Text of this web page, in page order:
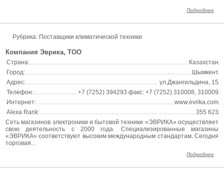
Подробнее
Рубрика: Поставщики климатической техники
Компания Эврика, ТОО
Страна:
Казахстан
Город:
Шымкент
Адрес:
ул.Джангильдина, 15
Телефон:
+7 (7252) 394293 факс: +7 (7252) 310008, 310009
Интернет:
www.evrika.com
Alexa Rank:
355 623
Сеть магазинов электроники и бытовой техники «ЭВРИКА» осуществляет
свою деятельность с 2000 года. Специализированные магазины
«ЭВРИКА» соответствуют высоким международным стандартам. Сегодня
торговая...
Подробнее